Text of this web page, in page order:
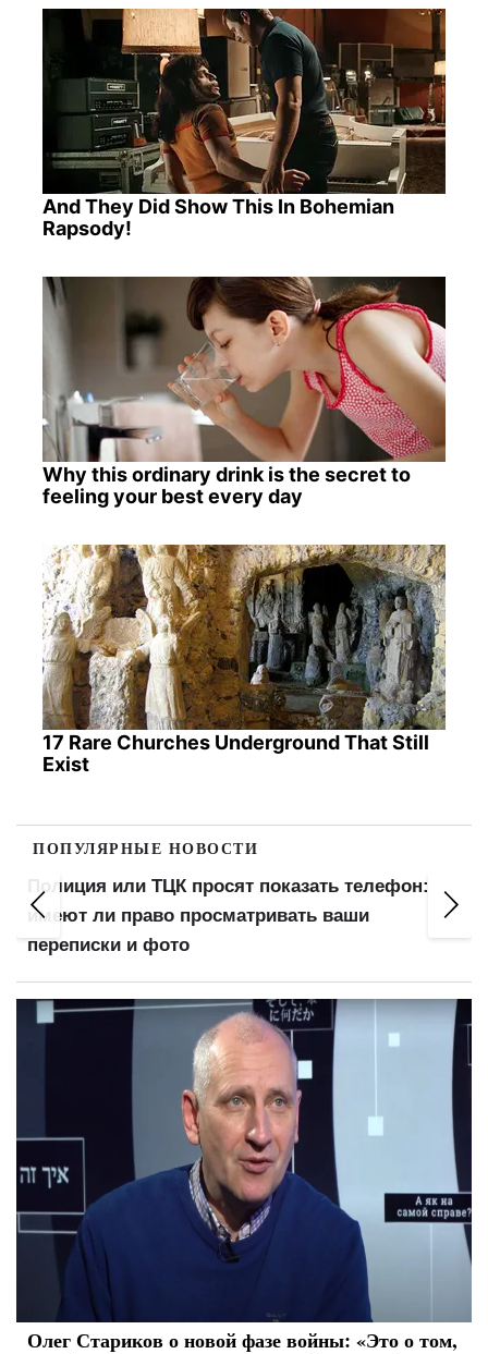
And They Did Show This In Bohemian
Rapsody!
Why this ordinary drink is the secret to
feeling your best every day
17 Rare Churches Underground That Still
Exist
ПОПУЛЯРНЫЕ НОВОСТИ
Выплатят 500, 700 или 1000 грн: украинцам
готовят дополнительную помощь
Олег Стариков о новой фазе войны: «Это о том,